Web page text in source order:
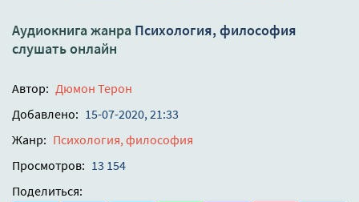
Аудиокнига жанра Психология, философия
слушать онлайн
Автор: Дюмон Терон
Добавлено: 15-07-2020, 21:33
Жанр: Психология, философия
Просмотров: 13 154
Поделиться: